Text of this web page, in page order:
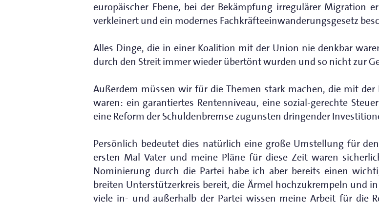
europäischer Ebene, bei der Bekämpfung irregulärer Migration
verkleinert und ein modernes Fachkräfteeinwanderungsgesetz
Alles Dinge, die in einer Koalition mit der Union nie denkbar
durch den Streit immer wieder übertönt wurden und so nicht zur
Außerdem müssen wir für die Themen stark machen, die mit
waren: ein garantiertes Rentenniveau, eine sozial-gerechte
eine Reform der Schuldenbremse zugunsten dringender
Persönlich bedeutet dies natürlich eine große Umstellung für
ersten Mal Vater und meine Pläne für diese Zeit waren
Nominierung durch die Partei habe ich aber bereits einen
breiten Unterstützerkreis bereit, die Ärmel hochzukrempeln und
viele in- und außerhalb der Partei wissen meine Arbeit für die